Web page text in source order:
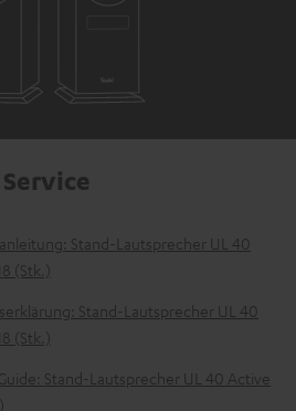
Stand-Lautsprecher UL 40
(Stk.)
Stand-Lautsprecher UL 40
(Stk.)
Stand-Lautsprecher UL 40 Active